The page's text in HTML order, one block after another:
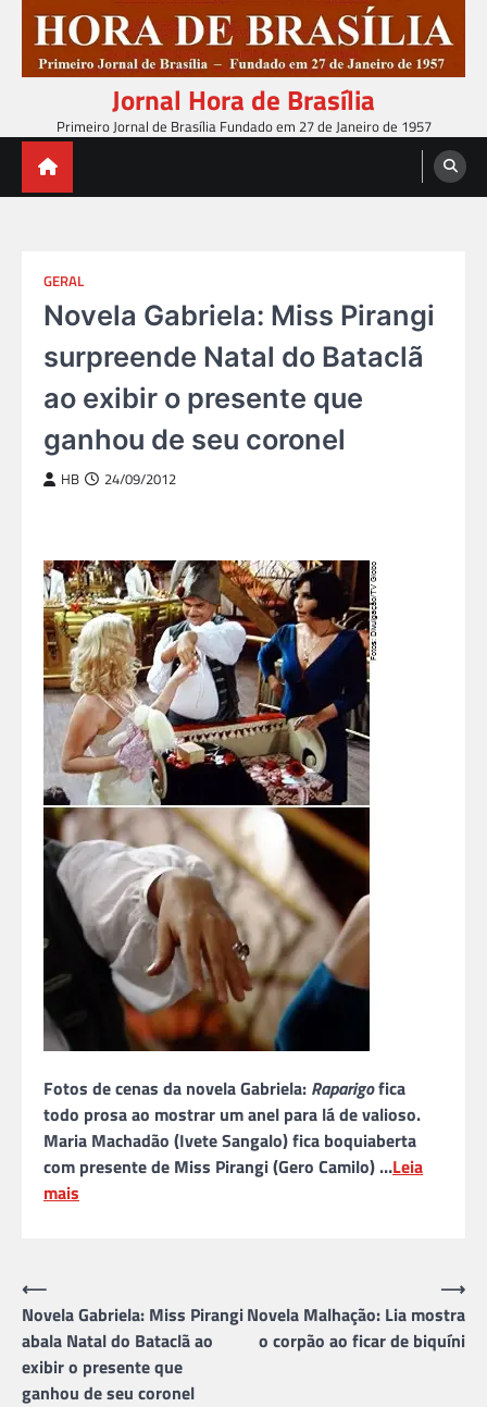
content
Jornal Hora de Brasília
Primeiro Jornal de Brasília Fundado em 27 de Janeiro de 1957
GERAL
Novela Gabriela: Miss Pirangi
surpreende Natal do Bataclã
ao exibir o presente que
ganhou de seu coronel
HB 24/09/2012
Fotos de cenas da novela Gabriela: Raparigofica
todo prosa ao mostrar um anel para lá de valioso.
Maria Machadão (Ivete Sangalo) fica boquiaberta
com presente de Miss Pirangi (Gero Camilo) …Leia
mais
Navegação
de
Post
⟵
Novela Gabriela: Miss Pirangi
abala Natal do Bataclã ao
exibir o presente que
ganhou de seu coronel
Novela Malhação: Lia mostra
o corpão ao ficar de biquíni
⟶